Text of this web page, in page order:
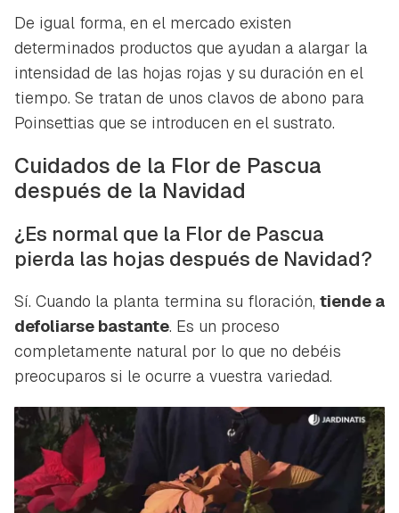
INICIAR SESIÓN CANCELAR
De igual forma, en el mercado existen
determinados productos que ayudan a alargar la
intensidad de las hojas rojas y su duración en el
tiempo. Se tratan de unos clavos de abono para
Poinsettias que se introducen en el sustrato.
Cuidados de la Flor de Pascua
después de la Navidad
¿Es normal que la Flor de Pascua
pierda las hojas después de Navidad?
Sí. Cuando la planta termina su floración, tiende a
defoliarse bastante. Es un proceso
completamente natural por lo que no debéis
preocuparos si le ocurre a vuestra variedad.
ACEPTAR